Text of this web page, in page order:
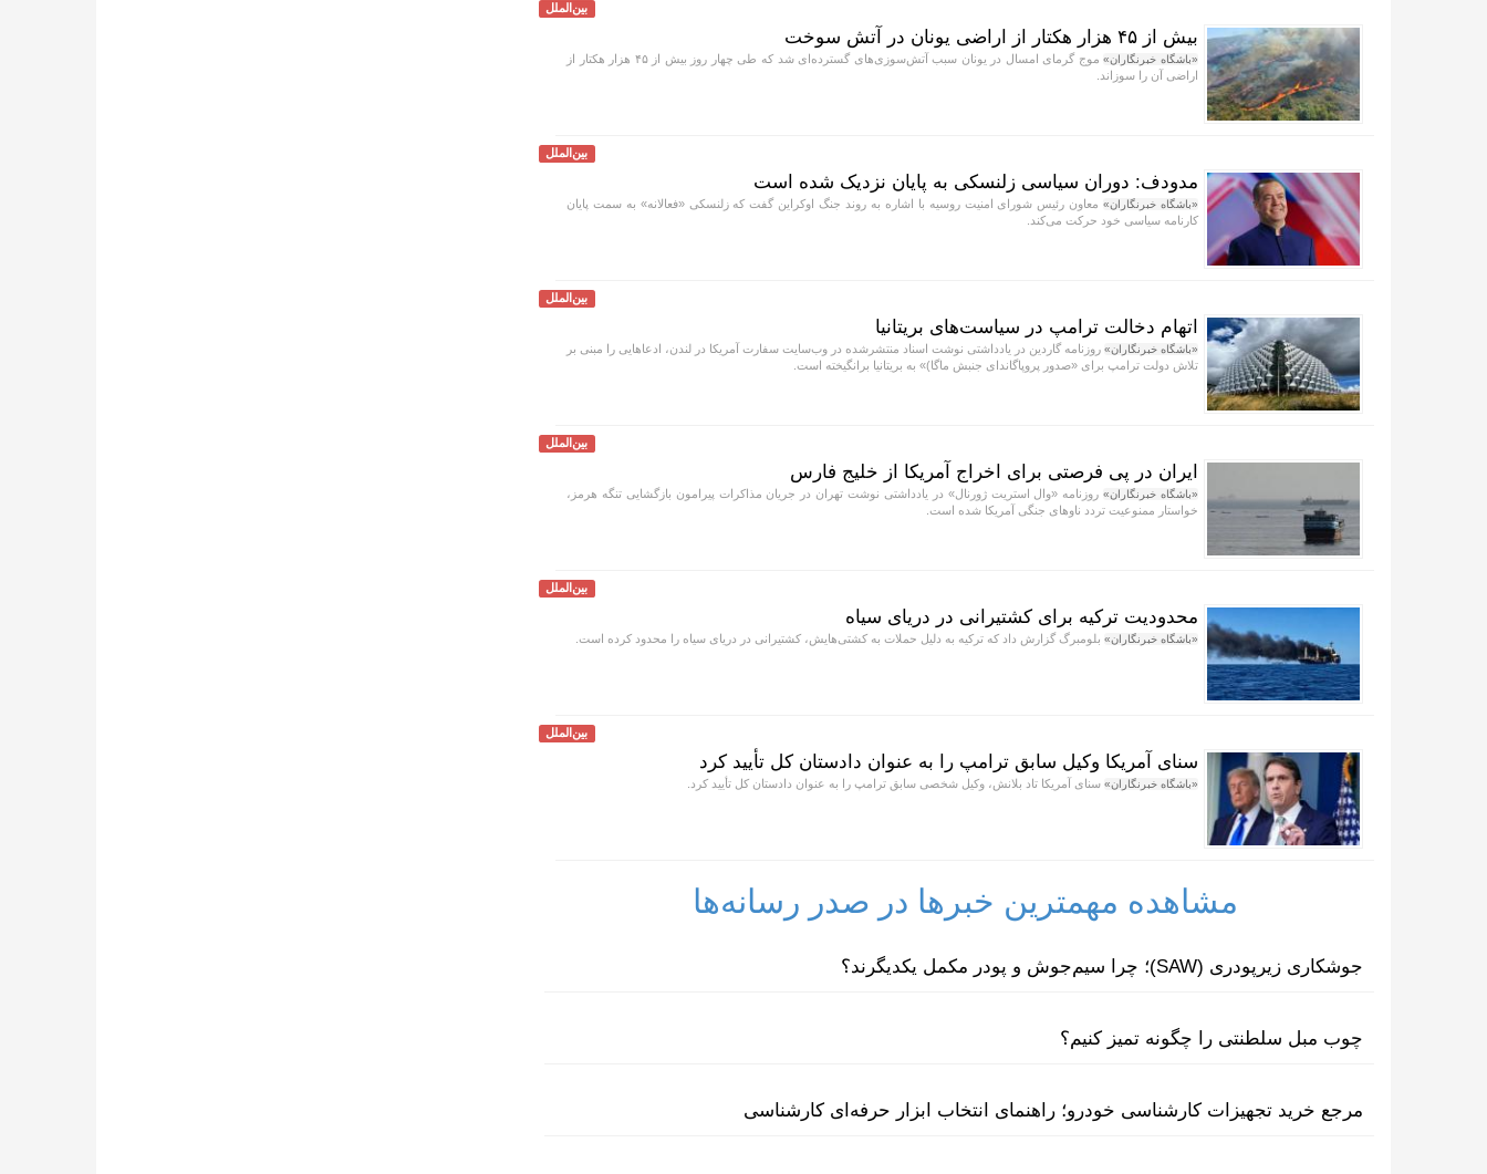
بین‌الملل
بیش از ۴۵ هزار هکتار از اراضی یونان در آتش سوخت
«باشگاه خبرنگاران»
موج گرمای امسال در یونان سبب آتش‌سوزی‌های گسترده‌ای شد که طی چهار روز بیش از ۴۵ هزار هکتار از
اراضی آن را سوزاند.
بین‌الملل
مدودف: دوران سیاسی زلنسکی به پایان نزدیک شده است
«باشگاه خبرنگاران»معاون رئیس شورای امنیت روسیه با اشاره به روند جنگ اوکراین گفت که زلنسکی «فعالانه» به سمت پایان
کارنامه سیاسی خود حرکت می‌کند.
بین‌الملل
اتهام دخالت ترامپ در سیاست‌های بریتانیا
«باشگاه خبرنگاران» روزنامه گاردین در یادداشتی نوشت اسناد منتشرشده در وب‌سایت سفارت آمریکا در لندن، ادعا‌هایی را مبنی بر
تلاش دولت ترامپ برای «صدور پروپاگاندای جنبش ماگا)» به بریتانیا برانگیخته است.
بین‌الملل
ایران در پی فرصتی برای اخراج آمریکا از خلیج فارس
«باشگاه خبرنگاران»روزنامه «وال استریت ژورنال» در یادداشتی نوشت تهران در جریان مذاکرات پیرامون بازگشایی تنگه هرمز،
خواستار ممنوعیت تردد ناو‌های جنگی آمریکا شده است.
بین‌الملل
محدودیت ترکیه برای کشتیرانی در دریای سیاه
«باشگاه خبرنگاران» بلومبرگ گزارش داد که ترکیه به دلیل حملات به کشتی‌هایش، کشتیرانی در دریای سیاه را محدود کرده است.
بین‌الملل
سنای آمریکا وکیل سابق ترامپ را به عنوان دادستان کل تأیید کرد
«باشگاه خبرنگاران» سنای آمریکا تاد بلانش، وکیل شخصی سابق ترامپ را به عنوان دادستان کل تأیید کرد.
مشاهده مهمترین خبرها در صدر رسانه‌ها
جوشکاری زیرپودری (SAW)؛ چرا سیم‌جوش و پودر مکمل یکدیگرند؟
چوب مبل سلطنتی را چگونه تمیز کنیم؟
مرجع خرید تجهیزات کارشناسی خودرو؛ راهنمای انتخاب ابزار حرفه‌ای کارشناسی